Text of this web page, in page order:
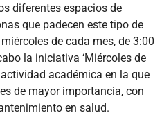
diferentes espacios de
que padecen este tipo de
de cada mes, de 3:00
la iniciativa ‘Miércoles de
académica en la que
de mayor importancia, con
en salud.